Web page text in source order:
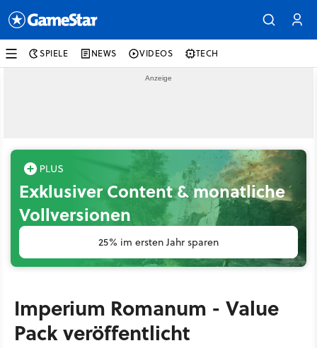
SPIELE NEWS VIDEOS TECH
Exklusiver Content & monatliche
Vollversionen
25% im ersten Jahr sparen
Imperium Romanum - Value
Pack veröffentlicht